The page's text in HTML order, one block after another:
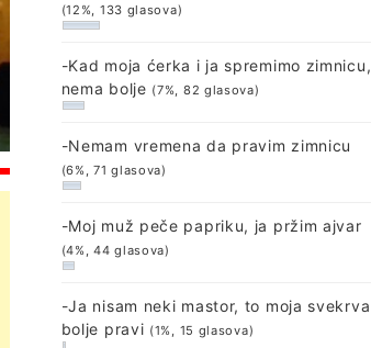
(12%, 133 glasova)
-Kad moja ćerka i ja spremimo zimnicu,
nema bolje (7%, 82 glasova)
-Nemam vremena da pravim zimnicu
(6%, 71 glasova)
-Moj muž peče papriku, ja pržim ajvar
(4%, 44 glasova)
-Ja nisam neki mastor, to moja svekrva
bolje pravi (1%, 15 glasova)